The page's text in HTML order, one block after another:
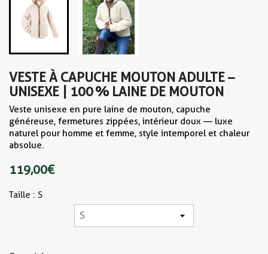
VESTE À CAPUCHE MOUTON ADULTE –
UNISEXE | 100 % LAINE DE MOUTON
Veste unisexe en pure laine de mouton, capuche
généreuse, fermetures zippées, intérieur doux — luxe
naturel pour homme et femme, style intemporel et chaleur
absolue.
119,00 €
Taille : S